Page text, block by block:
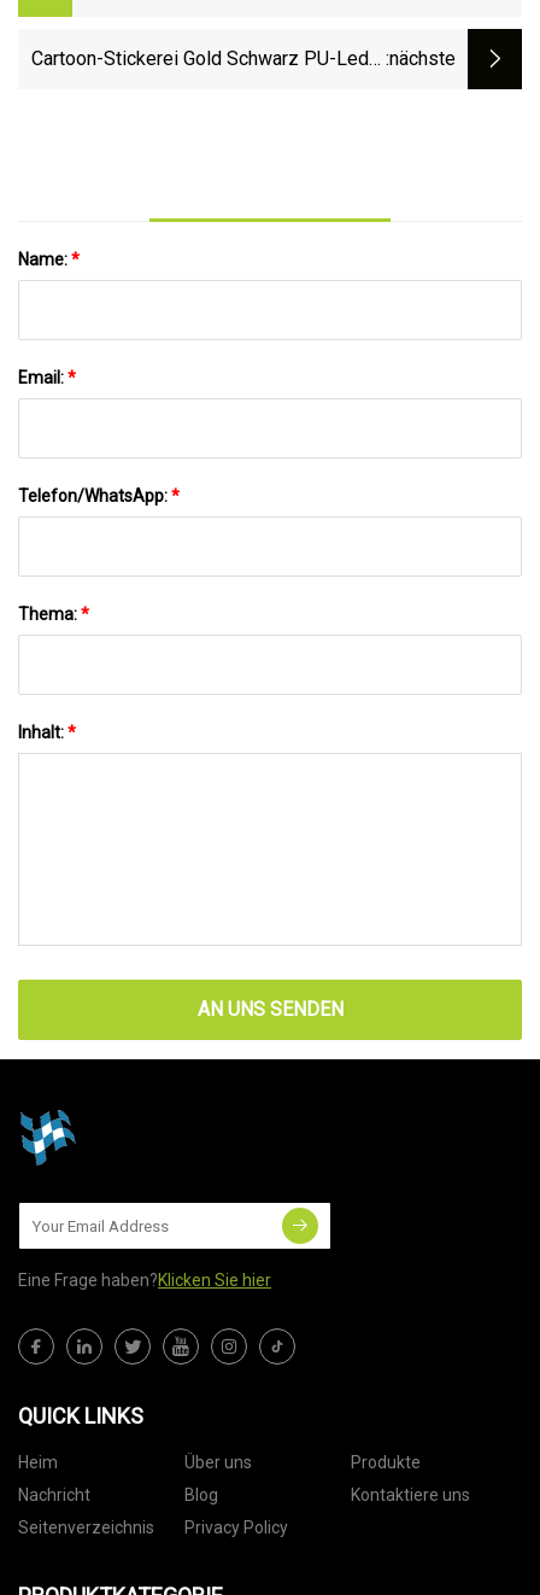
Club Set Caddy Driver Simulator Remote
Cartoon-Stickerei Gold Schwarz PU-Leder :nächste
Name:*
Email:*
Telefon/WhatsApp:*
Thema:*
Inhalt:*
AN UNS SENDEN
Eine Frage haben?Klicken Sie hier
QUICK LINKS
Heim Über uns
Produkte
Nachricht
Blog
Kontaktiere uns
Seitenverzeichnis
Privacy Policy